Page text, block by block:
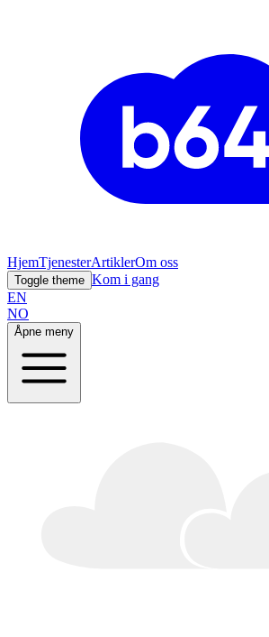
HjemTjenesterArtiklerOm oss
Toggle theme Kom i gang
EN
NO
Åpne meny